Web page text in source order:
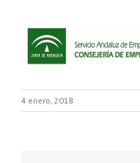
4 enero, 2018